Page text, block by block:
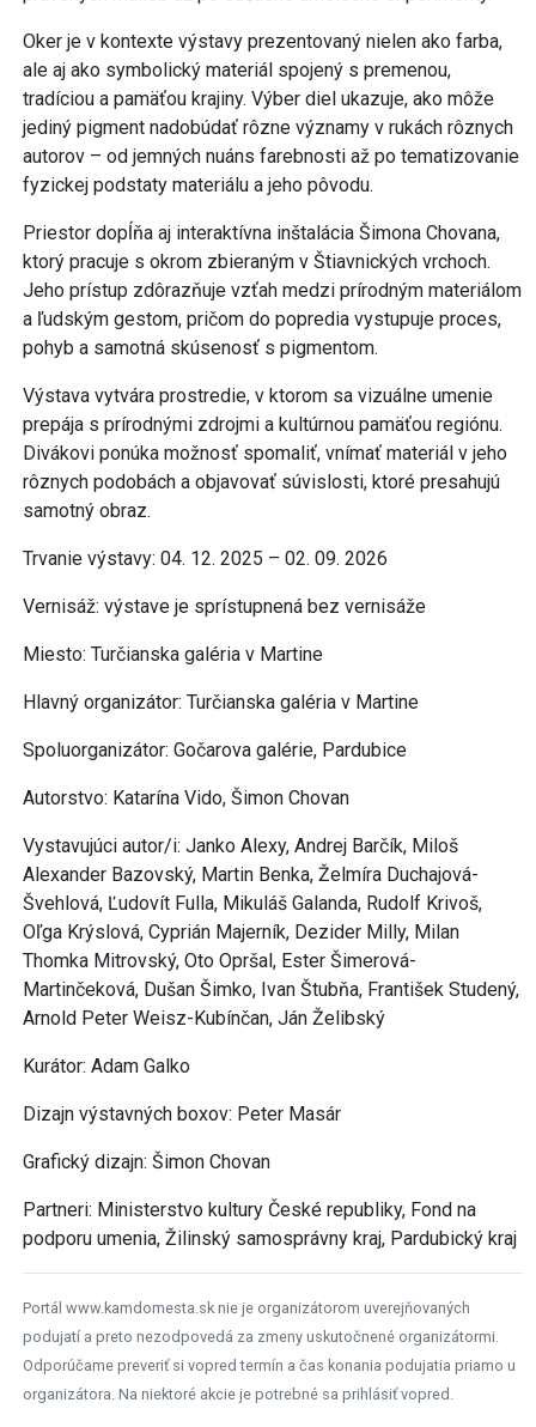
Oker je v kontexte výstavy prezentovaný nielen ako farba,
ale aj ako symbolický materiál spojený s premenou,
tradíciou a pamäťou krajiny. Výber diel ukazuje, ako môže
jediný pigment nadobúdať rôzne významy v rukách rôznych
autorov – od jemných nuáns farebnosti až po tematizovanie
fyzickej podstaty materiálu a jeho pôvodu.
Priestor dopĺňa aj interaktívna inštalácia Šimona Chovana,
ktorý pracuje s okrom zbieraným v Štiavnických vrchoch.
Jeho prístup zdôrazňuje vzťah medzi prírodným materiálom
a ľudským gestom, pričom do popredia vystupuje proces,
pohyb a samotná skúsenosť s pigmentom.
Výstava vytvára prostredie, v ktorom sa vizuálne umenie
prepája s prírodnými zdrojmi a kultúrnou pamäťou regiónu.
Divákovi ponúka možnosť spomaliť, vnímať materiál v jeho
rôznych podobách a objavovať súvislosti, ktoré presahujú
samotný obraz.
Trvanie výstavy: 04. 12. 2025 – 02. 09. 2026
Vernisáž: výstave je sprístupnená bez vernisáže
Miesto: Turčianska galéria v Martine
Hlavný organizátor: Turčianska galéria v Martine
Spoluorganizátor: Gočarova galérie, Pardubice
Autorstvo: Katarína Vido, Šimon Chovan
Vystavujúci autor/i: Janko Alexy, Andrej Barčík, Miloš
Alexander Bazovský, Martin Benka, Želmíra Duchajová-
Švehlová, Ľudovít Fulla, Mikuláš Galanda, Rudolf Krivoš,
Oľga Krýslová, Cyprián Majerník, Dezider Milly, Milan
Thomka Mitrovský, Oto Opršal, Ester Šimerová-
Martinčeková, Dušan Šimko, Ivan Štubňa, František Studený,
Arnold Peter Weisz-Kubínčan, Ján Želibský
Kurátor: Adam Galko
Dizajn výstavných boxov: Peter Masár
Grafický dizajn: Šimon Chovan
Partneri: Ministerstvo kultury České republiky, Fond na
podporu umenia, Žilinský samosprávny kraj, Pardubický kraj
Portál www.kamdomesta.sk nie je organizátorom uverejňovaných
podujatí a preto nezodpovedá za zmeny uskutočnené organizátormi.
Odporúčame preveriť si vopred termín a čas konania podujatia priamo u
organizátora. Na niektoré akcie je potrebné sa prihlásiť vopred.